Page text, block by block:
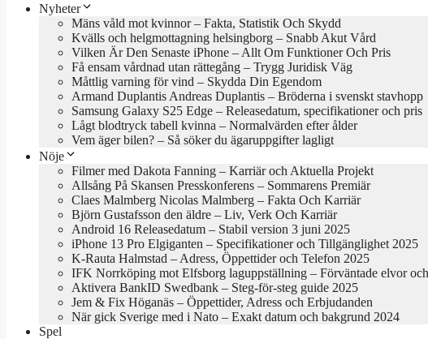
Nyheter
Mäns våld mot kvinnor – Fakta, Statistik Och Skydd
Kvälls och helgmottagning helsingborg – Snabb Akut Vård
Vilken Är Den Senaste iPhone – Allt Om Funktioner Och Pris
Få ensam vårdnad utan rättegång – Trygg Juridisk Väg
Måttlig varning för vind – Skydda Din Egendom
Armand Duplantis Andreas Duplantis – Bröderna i svenskt stavhopp
Samsung Galaxy S25 Edge – Releasedatum, specifikationer och pris
Lågt blodtryck tabell kvinna – Normalvärden efter ålder
Vem äger bilen? – Så söker du ägaruppgifter lagligt
Nöje
Filmer med Dakota Fanning – Karriär och Aktuella Projekt
Allsång På Skansen Presskonferens – Sommarens Premiär
Claes Malmberg Nicolas Malmberg – Fakta Och Karriär
Björn Gustafsson den äldre – Liv, Verk Och Karriär
Android 16 Releasedatum – Stabil version 3 juni 2025
iPhone 13 Pro Elgiganten – Specifikationer och Tillgänglighet 2025
K-Rauta Halmstad – Adress, Öppettider och Telefon 2025
IFK Norrköping mot Elfsborg laguppställning – Förväntade elvor
Aktivera BankID Swedbank – Steg-för-steg guide 2025
Jem & Fix Höganäs – Öppettider, Adress och Erbjudanden
När gick Sverige med i Nato – Exakt datum och bakgrund 2024
Spel